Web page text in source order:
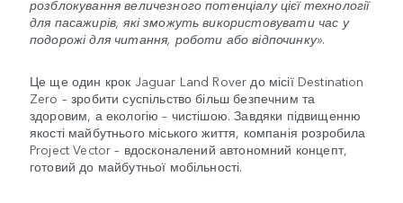
розблокування величезного потенціалу цієї технології
для пасажирів, які зможуть використовувати час у
подорожі для читання, роботи або відпочинку».
Це ще один крок Jaguar Land Rover до місії Destination
Zero – зробити суспільство більш безпечним та
здоровим, а екологію – чистішою. Завдяки підвищенню
якості майбутнього міського життя, компанія розробила
Project Vector – вдосконалений автономний концепт,
готовий до майбутньої мобільності.